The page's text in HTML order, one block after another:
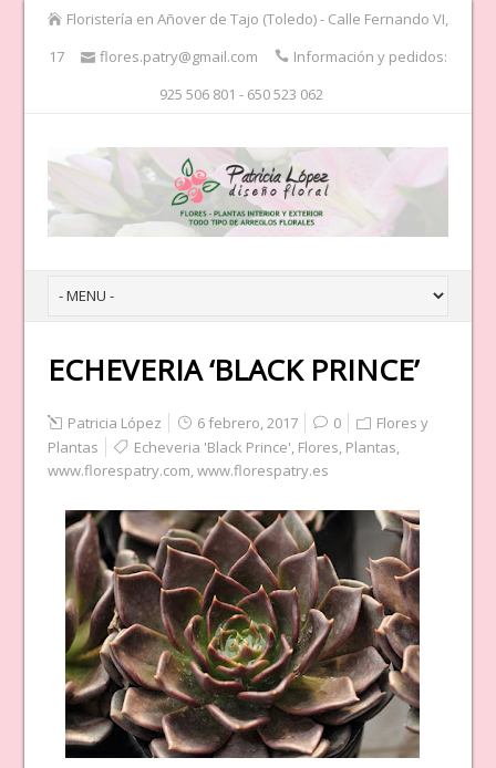
Floristería en Añover de Tajo (Toledo) - Calle Fernando VI,
17
flores.patry@gmail.com
Información y pedidos:
925 506 801 - 650 523 062
ECHEVERIA ‘BLACK PRINCE’
Patricia López 6 febrero, 2017 0
Flores y
Plantas
Echeveria 'Black Prince', Flores, Plantas,
www.florespatry.com,www.florespatry.es